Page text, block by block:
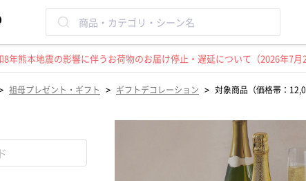
8年熊本地震の影響に伴うお荷物のお届け停止・遅延について（2026年7月
祖母プレゼント・ギフト > ギフトデコレーション > 対象商品（価格帯：